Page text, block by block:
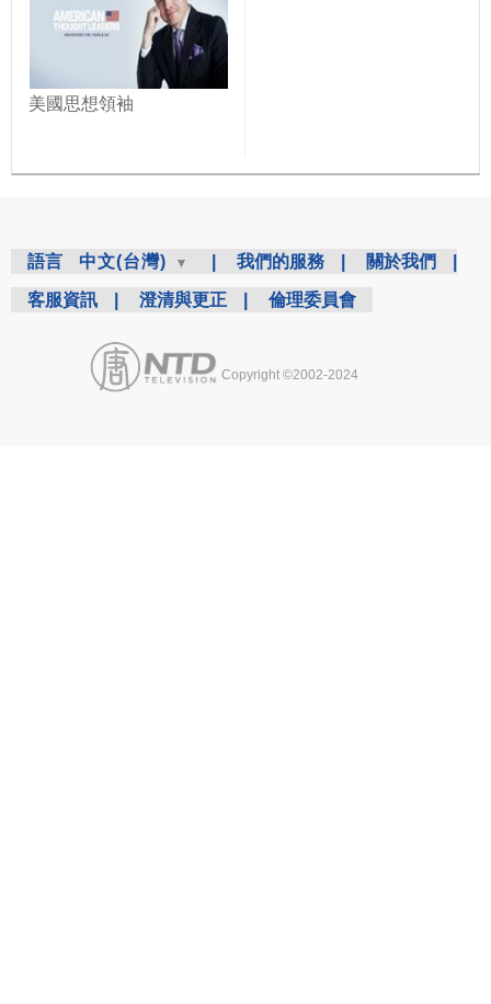
美國思想領袖
語言 中文(台灣) 我們的服務 關於我們
客服資訊 澄清與更正 倫理委員會
Copyright ©2002-2024